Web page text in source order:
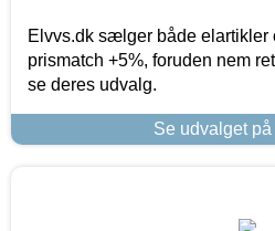
Elvvs.dk sælger både elartikler
prismatch +5%, foruden nem
se deres udvalg.
Se udvalget